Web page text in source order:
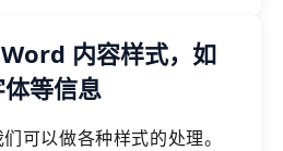
提取 Word 文档中图片的
内容样式，如
等信息
可以做各种样式的处理。